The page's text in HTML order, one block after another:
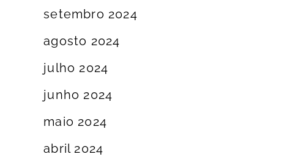
setembro 2024
agosto 2024
julho 2024
junho 2024
maio 2024
abril 2024